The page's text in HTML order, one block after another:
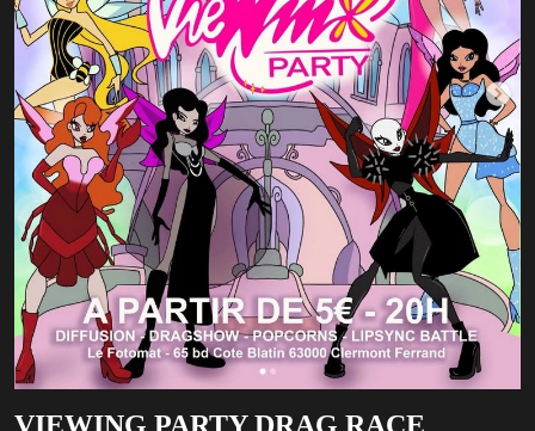
VIEWING PARTY DRAG RACE